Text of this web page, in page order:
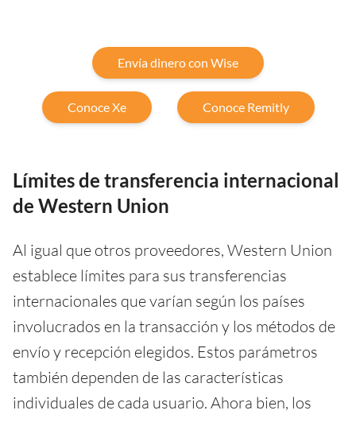
Envía dinero con Wise
Conoce Xe Conoce Remitly
Límites de transferencia internacional
de Western Union
Al igual que otros proveedores, Western Union
establece límites para sus transferencias
internacionales que varían según los países
involucrados en la transacción y los métodos de
envío y recepción elegidos. Estos parámetros
también dependen de las características
individuales de cada usuario. Ahora bien, los